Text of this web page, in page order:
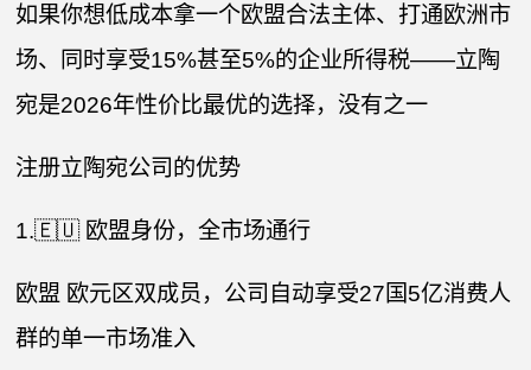
如果你想低成本拿一个欧盟合法主体、打通欧洲市
场、同时享受15%甚至5%的企业所得税——立陶
宛是2026年性价比最优的选择，没有之一
注册立陶宛公司的优势
1.🇪🇺 欧盟身份，全市场通行
欧盟 欧元区双成员，公司自动享受27国5亿消费人
群的单一市场准入